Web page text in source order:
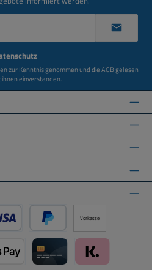
zur Kenntnis genommen und dieAGBgelesen
ihnen einverstanden.
oder Debitkarte über PayPal
Später Bezahlen über PayPal
Vorkasse